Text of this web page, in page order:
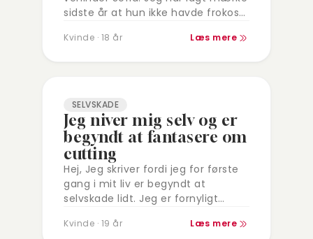
sidste år at hun ikke havde frokost
Kvinde · 18 år Læs mere
SELVSKADE
Jeg niver mig selv og er
begyndt at fantasere om
cutting
Hej, Jeg skriver fordi jeg for første
gang i mit liv er begyndt at
selvskade lidt. Jeg er fornyligt
depression og venter på at…
Kvinde · 19 år Læs mere